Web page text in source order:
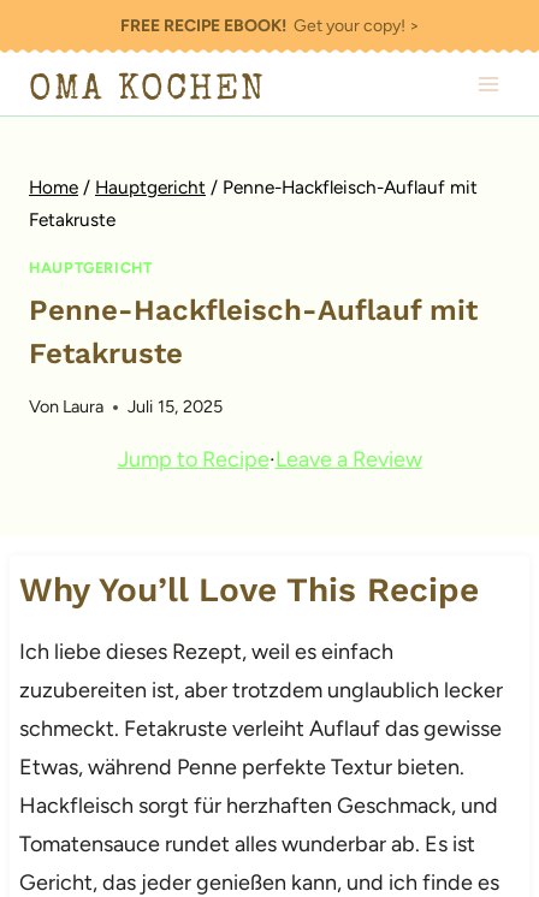
Inhalt
springen
FREE RECIPE EBOOK!Get your copy! >
OMA KOCHEN
Home / Hauptgericht / Penne-Hackfleisch-Auflauf mit
Fetakruste
HAUPTGERICHT
Penne-Hackfleisch-Auflauf mit
Fetakruste
Von Laura Juli 15, 2025
Jump to Recipe·Leave a Review
Why You’ll Love This Recipe
Ich liebe dieses Rezept, weil es einfach
zuzubereiten ist, aber trotzdem unglaublich lecker
schmeckt. Fetakruste verleiht Auflauf das gewisse
Etwas, während Penne perfekte Textur bieten.
Hackfleisch sorgt für herzhaften Geschmack, und
Tomatensauce rundet alles wunderbar ab. Es ist
Gericht, das jeder genießen kann, und ich finde es